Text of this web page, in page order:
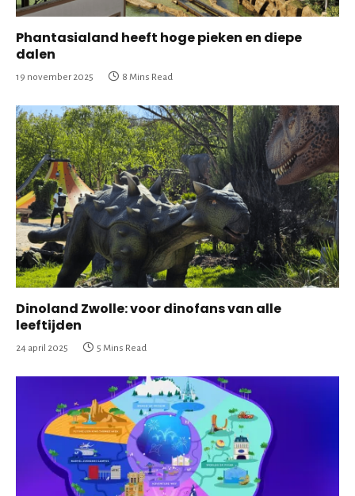
Phantasialand heeft hoge pieken en diepe
dalen
19 november 2025 8 Mins Read
Dinoland Zwolle: voor dinofans van alle
leeftijden
24 april 2025 5 Mins Read